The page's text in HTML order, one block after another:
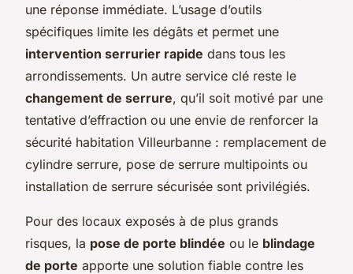
une réponse immédiate. L’usage d’outils
spécifiques limite les dégâts et permet une
intervention serrurier rapide dans tous les
arrondissements. Un autre service clé reste le
changement de serrure, qu’il soit motivé par une
tentative d’effraction ou une envie de renforcer la
sécurité habitation Villeurbanne : remplacement de
cylindre serrure, pose de serrure multipoints ou
installation de serrure sécurisée sont privilégiés.
Pour des locaux exposés à de plus grands
risques, la pose de porte blindée ou le blindage
de porte apporte une solution fiable contre les